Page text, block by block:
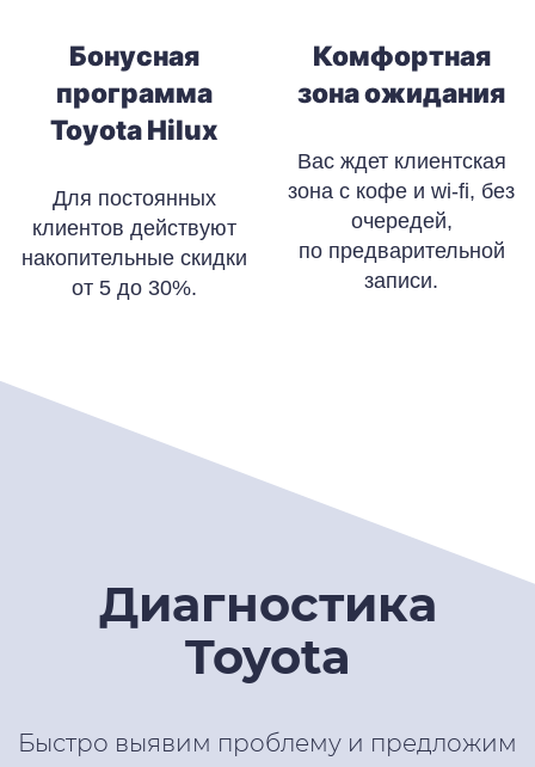
Бонусная
программа
Toyota Hilux
Для постоянных
клиентов действуют
накопительные скидки
от 5 до 30%.
Комфортная
зона ожидания
Вас ждет клиентская
зона с кофе и wi-fi, без
очередей,
по предварительной
записи.
Диагностика
Toyota
Быстро выявим проблему и предложим